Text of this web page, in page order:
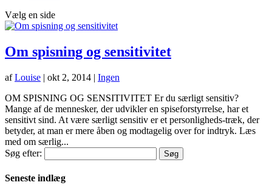
Vælg en side
Om spisning og sensitivitet
afLouise | okt 2, 2014 | Ingen
OM SPISNING OG SENSITIVITET Er du særligt sensitiv?
Mange af de mennesker, der udvikler en spiseforstyrrelse, har et
sensitivt sind. At være særligt sensitiv er et personligheds-træk, der
betyder, at man er mere åben og modtagelig over for indtryk. Læs
med om særlig...
Søg efter:
Seneste indlæg